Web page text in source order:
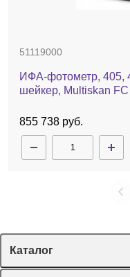
51119000
ИФА-фотометр, 405,
шейкер, Multiskan FC
855 738 руб.
Каталог